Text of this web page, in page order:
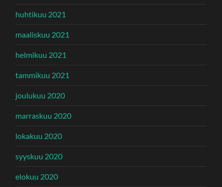
huhtikuu 2021
maaliskuu 2021
helmikuu 2021
tammikuu 2021
joulukuu 2020
marraskuu 2020
lokakuu 2020
syyskuu 2020
elokuu 2020